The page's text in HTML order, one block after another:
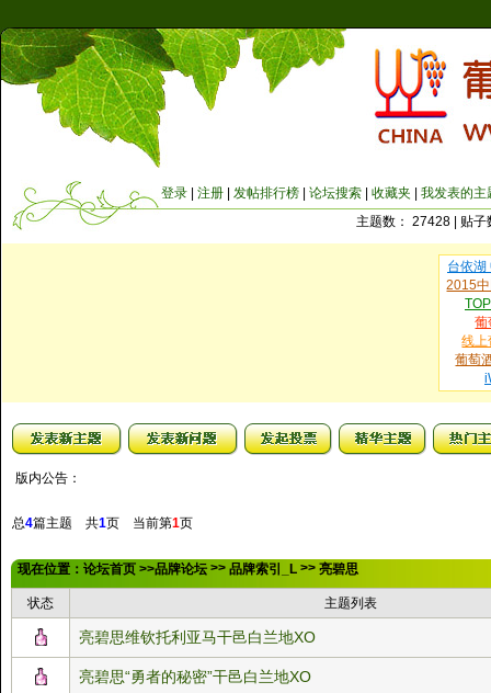
登录 注册 发帖排行榜 论坛搜索 收藏夹
我发表的主
主题数： 27428 | 贴
台依湖
2015
葡
线上
葡萄
版内公告：
总4篇主题 共1页 当前第1页
现在位置： 论坛首页 >>品牌论坛 >> 品牌索引_L >> 亮碧思
状态 主题列表
亮碧思维钦托利亚马干邑白兰地XO
亮碧思“勇者的秘密”干邑白兰地XO